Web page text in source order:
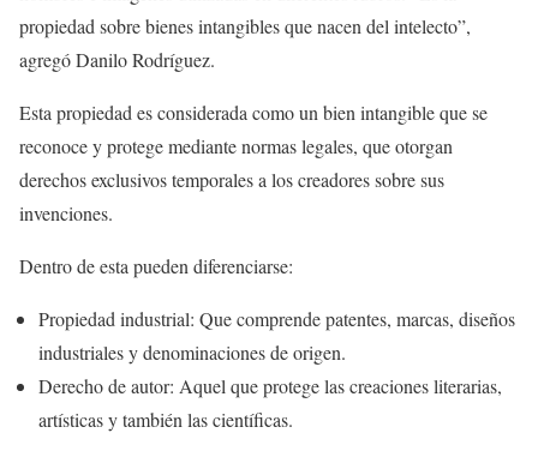
propiedad sobre bienes intangibles que nacen del intelecto”,
agregó Danilo Rodríguez.
Esta propiedad es considerada como un bien intangible que se
reconoce y protege mediante normas legales, que otorgan
derechos exclusivos temporales a los creadores sobre sus
invenciones.
Dentro de esta pueden diferenciarse:
Propiedad industrial: Que comprende patentes, marcas, diseños
industriales y denominaciones de origen.
Derecho de autor: Aquel que protege las creaciones literarias,
artísticas y también las científicas.